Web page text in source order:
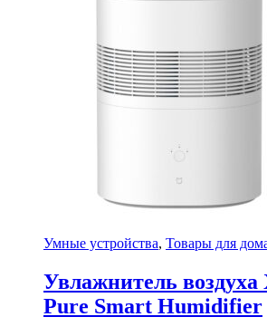
Умные устройства, Товары для
Увлажнитель
Pure Smart Humidifier